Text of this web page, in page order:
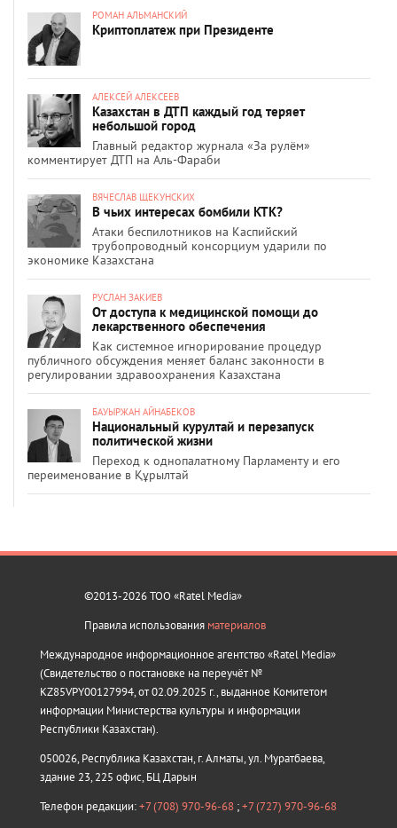
РОМАН АЛЬМАНСКИЙ
Криптоплатеж при Президенте
АЛЕКСЕЙ АЛЕКСЕЕВ
Казахстан в ДТП каждый год теряет
небольшой город
Главный редактор журнала «За рулём»
комментирует ДТП на Аль-Фараби
ВЯЧЕСЛАВ ЩЕКУНСКИХ
В чьих интересах бомбили КТК?
Атаки беспилотников на Каспийский
трубопроводный консорциум ударили по
экономике Казахстана
РУСЛАН ЗАКИЕВ
От доступа к медицинской помощи до
лекарственного обеспечения
Как системное игнорирование процедур
публичного обсуждения меняет баланс законности в
регулировании здравоохранения Казахстана
БАУЫРЖАН АЙНАБЕКОВ
Национальный курултай и перезапуск
политической жизни
Переход к однопалатному Парламенту и его
переименование в Құрылтай
©2013-2026 ТОО «Ratel Media»
Правила использования материалов
Международное информационное агентство «Ratel Media»
(Свидетельство о постановке на переучёт №
KZ85VPY00127994, от 02.09.2025 г., выданное Комитетом
информации Министерства культуры и информации
Республики Казахстан).
050026, Республика Казахстан, г. Алматы, ул. Муратбаева,
здание 23, 225 офис, БЦ Дарын
Телефон редакции:+7 (708) 970-96-68 ;+7 (727) 970-96-68